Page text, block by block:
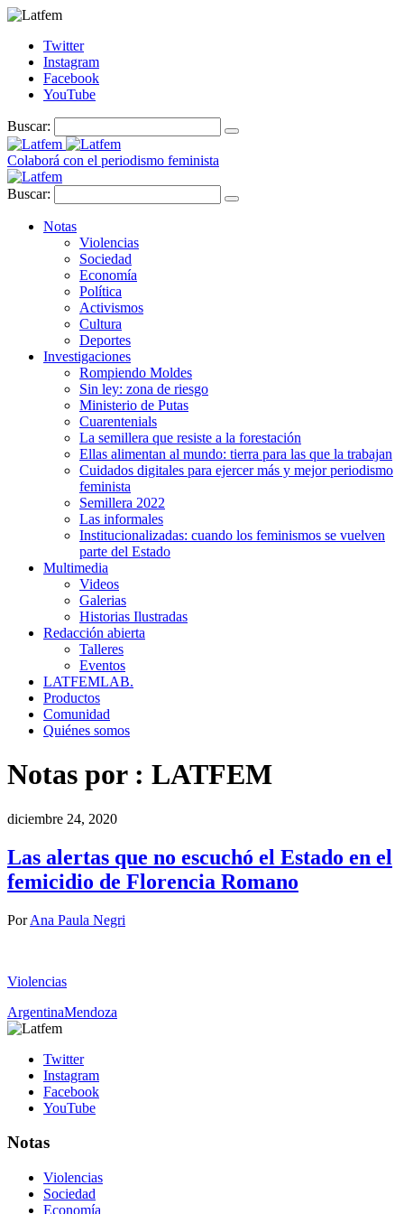
Twitter
Instagram
Facebook
YouTube
Buscar:
Colaborá con el periodismo feminista
Buscar:
Notas
Violencias
Sociedad
Economía
Política
Activismos
Cultura
Deportes
Investigaciones
Rompiendo Moldes
Sin ley: zona de riesgo
Ministerio de Putas
Cuarentenials
La semillera que resiste a la forestación
Ellas alimentan al mundo: tierra para las que la trabajan
Cuidados digitales para ejercer más y mejor periodismo
feminista
Semillera 2022
Las informales
Institucionalizadas: cuando los feminismos se vuelven
parte del Estado
Multimedia
Videos
Galerias
Historias Ilustradas
Redacción abierta
Talleres
Eventos
LATFEMLAB.
Productos
Comunidad
Quiénes somos
Notas por : LATFEM
diciembre 24, 2020
Las alertas que no escuchó el Estado en el
femicidio de Florencia Romano
PorAna Paula Negri
Violencias
ArgentinaMendoza
Twitter
Instagram
Facebook
YouTube
Notas
Violencias
Sociedad
Economía